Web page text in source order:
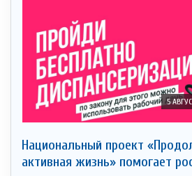
5
Национальный проект
активная жизнь» помогает